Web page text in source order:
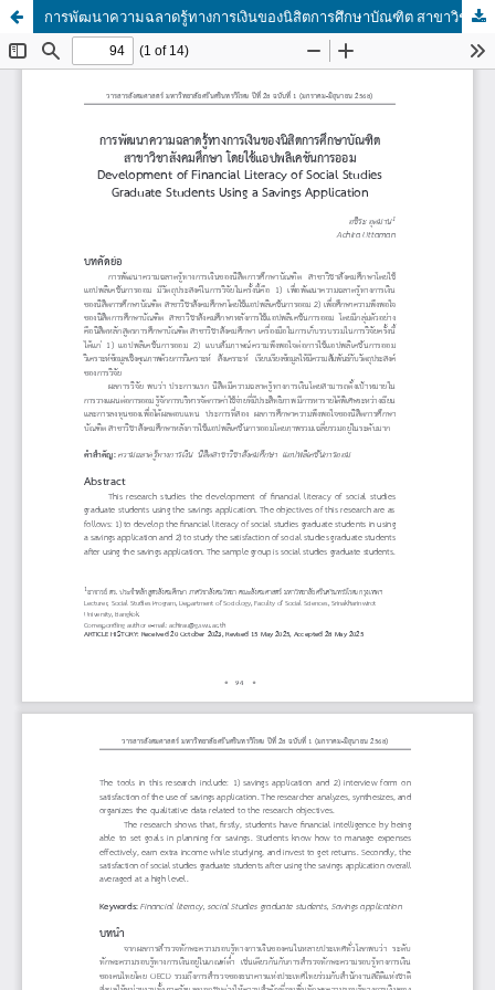
การพัฒนาความฉลาดรู้ทางการเงินของนิสิตการศึกษาบัณฑิต สาขาวิชาสังคมศึกษา โดยใช้แอปพลิเคชันการออม